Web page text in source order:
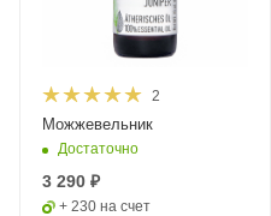
2
Можжевельник
Достаточно
3 290 ₽
+ 230 на счет